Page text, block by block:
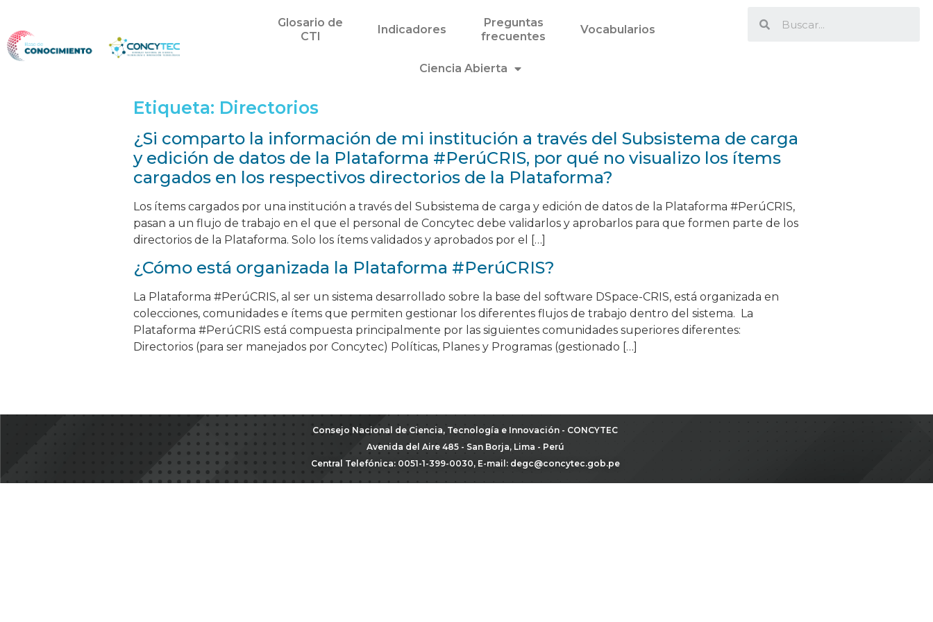
Glosario de
CTI
Indicadores
Preguntas
frecuentes
Vocabularios
Ciencia Abierta
Etiqueta: Directorios
¿Si comparto la información de mi institución a través del Subsistema de carga
y edición de datos de la Plataforma #PerúCRIS, por qué no visualizo los ítems
cargados en los respectivos directorios de la Plataforma?
Los ítems cargados por una institución a través del Subsistema de carga y edición de datos de la Plataforma #PerúCRIS,
pasan a un flujo de trabajo en el que el personal de Concytec debe validarlos y aprobarlos para que formen parte de los
directorios de la Plataforma. Solo los ítems validados y aprobados por el […]
¿Cómo está organizada la Plataforma #PerúCRIS?
La Plataforma #PerúCRIS, al ser un sistema desarrollado sobre la base del software DSpace-CRIS, está organizada en
colecciones, comunidades e ítems que permiten gestionar los diferentes flujos de trabajo dentro del sistema. La
Plataforma #PerúCRIS está compuesta principalmente por las siguientes comunidades superiores diferentes:
Directorios (para ser manejados por Concytec) Políticas, Planes y Programas (gestionado […]
Consejo Nacional de Ciencia, Tecnología e Innovación - CONCYTEC
Avenida del Aire 485 - San Borja, Lima - Perú
Central Telefónica: 0051-1-399-0030, E-mail: degc@concytec.gob.pe